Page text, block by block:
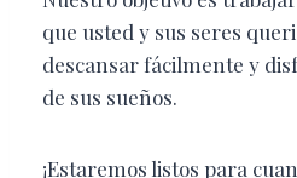
que usted y sus seres
descansar fácilmente y
de sus sueños.
¡Estaremos listos para